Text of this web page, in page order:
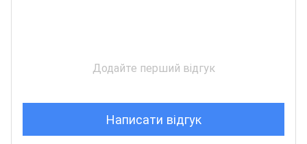
Додайте перший відгук
Написати відгук